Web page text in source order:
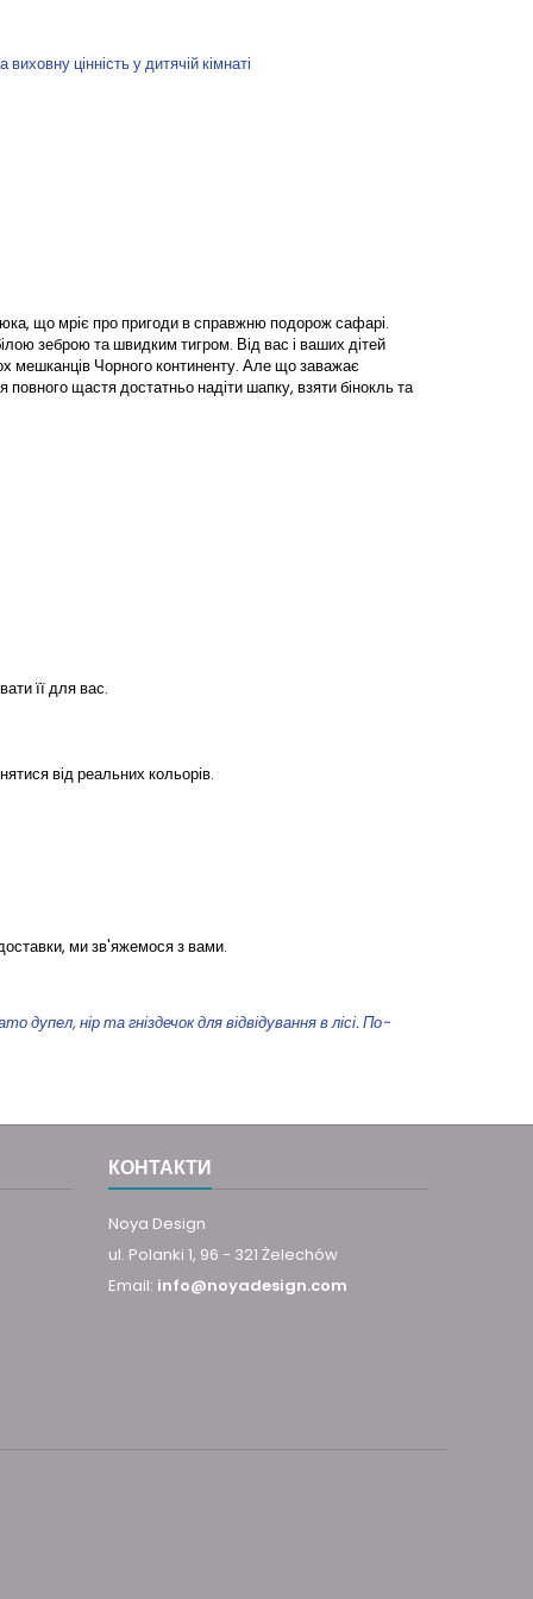
цінність у дитячій кімнаті
що мріє про пригоди в справжню подорож сафарі.
зеброю та швидким тигром. Від вас і ваших дітей
мешканців Чорного континенту. Але що заважає
щастя достатньо надіти шапку, взяти бінокль та
її для вас.
від реальних кольорів.
ми зв'яжемося з вами.
нір та гніздечок для відвідування в лісі. По-
КОНТАКТИ
Noya Design
ul. Polanki 1, 96 - 321 Żelechów
Email: info@noyadesign.com